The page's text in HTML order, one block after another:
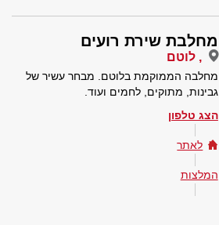
מחלבת שירת רועים
, לוטם
מחלבה הממוקמת בלוטם. מבחר עשיר של
גבינות, מתוקים, לחמים ועוד.
הצג טלפון
לאתר
המלצות